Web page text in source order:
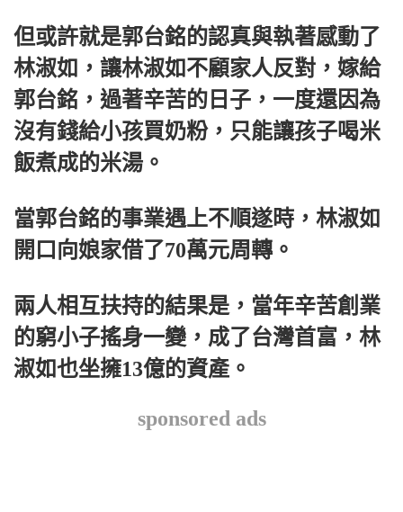
但或許就是郭台銘的認真與執著感動了
林淑如，讓林淑如不顧家人反對，嫁給
郭台銘，過著辛苦的日子，一度還因為
沒有錢給小孩買奶粉，只能讓孩子喝米
飯煮成的米湯。
當郭台銘的事業遇上不順遂時，林淑如
開口向娘家借了70萬元周轉。
兩人相互扶持的結果是，當年辛苦創業
的窮小子搖身一變，成了台灣首富，林
淑如也坐擁13億的資產。
sponsored ads